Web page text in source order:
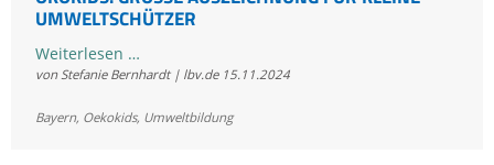
MWELTSCHÜTZER
Weiterlesen …
Große
von Stefanie Bernhardt | lbv.de 15.11.2024
Bayern, Oekokids, Umweltbildung